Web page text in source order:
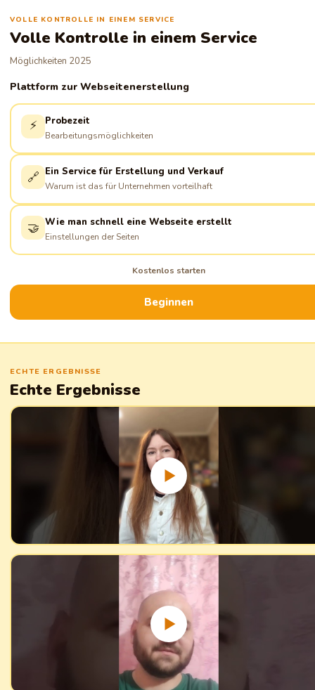
VOLLE KONTROLLE IN EINEM SERVICE
Volle Kontrolle in einem Service
Möglichkeiten 2025
Plattform zur Webseitenerstellung
⚡ Probezeit
Bearbeitungsmöglichkeiten
🔗 Ein Service für Erstellung und Verkauf
Warum ist das für Unternehmen vorteilhaft
🤝 Wie man schnell eine Webseite erstellt
Einstellungen der Seiten
Kostenlos starten
Beginnen
ECHTE ERGEBNISSE
Echte Ergebnisse